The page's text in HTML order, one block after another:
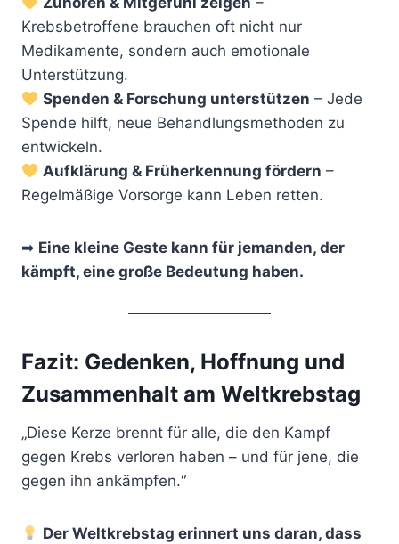
Krebsbetroffene brauchen oft nicht nur
Medikamente, sondern auch emotionale
Unterstützung.
Spenden & Forschung unterstützen – Jede
Spende hilft, neue Behandlungsmethoden zu
entwickeln.
Aufklärung & Früherkennung fördern –
Regelmäßige Vorsorge kann Leben retten.
➡ Eine kleine Geste kann für jemanden, der
kämpft, eine große Bedeutung haben.
Fazit: Gedenken, Hoffnung und
Zusammenhalt am Weltkrebstag
„Diese Kerze brennt für alle, die den Kampf
gegen Krebs verloren haben – und für jene, die
gegen ihn ankämpfen.“
Der Weltkrebstag erinnert uns daran, dass